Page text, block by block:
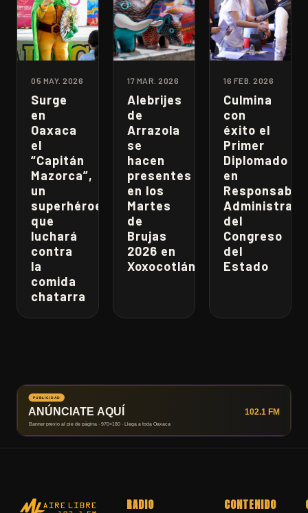
05 MAY. 2026
Surge
en
Oaxaca
el
“Capitán
Mazorca”,
un
superhéroe
que
luchará
contra
la
comida
chatarra
17 MAR. 2026
Alebrijes
de
Arrazola
se
hacen
presentes
en los
Martes
de
Brujas
2026 en
Xoxocotlán
16 FEB. 2026
Culmina
con
éxito el
Primer
Diplomado
en
del
Congreso
del
Estado
RADIO CONTENIDO